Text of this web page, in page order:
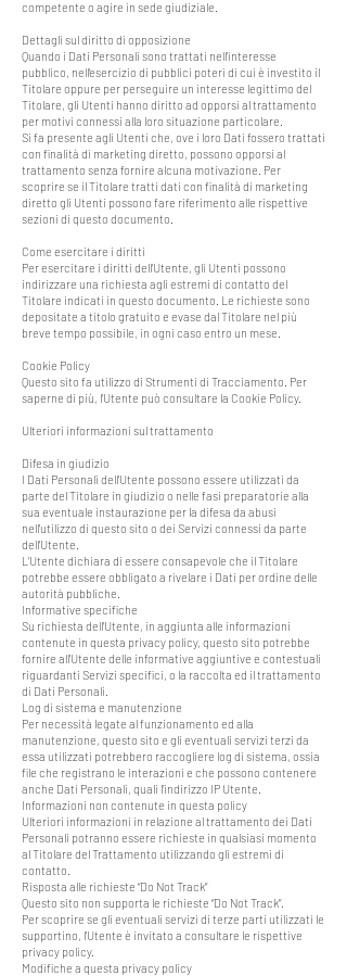
competente o agire in sede giudiziale.
Dettagli sul diritto di opposizione
Quando i Dati Personali sono trattati nell’interesse
pubblico, nell’esercizio di pubblici poteri di cui è investito il
Titolare oppure per perseguire un interesse legittimo del
Titolare, gli Utenti hanno diritto ad opporsi al trattamento
per motivi connessi alla loro situazione particolare.
Si fa presente agli Utenti che, ove i loro Dati fossero trattati
con finalità di marketing diretto, possono opporsi al
trattamento senza fornire alcuna motivazione. Per
scoprire se il Titolare tratti dati con finalità di marketing
diretto gli Utenti possono fare riferimento alle rispettive
sezioni di questo documento.
Come esercitare i diritti
Per esercitare i diritti dell’Utente, gli Utenti possono
indirizzare una richiesta agli estremi di contatto del
Titolare indicati in questo documento. Le richieste sono
depositate a titolo gratuito e evase dal Titolare nel più
breve tempo possibile, in ogni caso entro un mese.
Cookie Policy
Questo sito fa utilizzo di Strumenti di Tracciamento. Per
saperne di più, l’Utente può consultare la Cookie Policy.
Ulteriori informazioni sul trattamento
Difesa in giudizio
I Dati Personali dell’Utente possono essere utilizzati da
parte del Titolare in giudizio o nelle fasi preparatorie alla
sua eventuale instaurazione per la difesa da abusi
nell'utilizzo di questo sito o dei Servizi connessi da parte
dell’Utente.
L’Utente dichiara di essere consapevole che il Titolare
potrebbe essere obbligato a rivelare i Dati per ordine delle
autorità pubbliche.
Informative specifiche
Su richiesta dell’Utente, in aggiunta alle informazioni
contenute in questa privacy policy, questo sito potrebbe
fornire all'Utente delle informative aggiuntive e contestuali
riguardanti Servizi specifici, o la raccolta ed il trattamento
di Dati Personali.
Log di sistema e manutenzione
Per necessità legate al funzionamento ed alla
manutenzione, questo sito e gli eventuali servizi terzi da
essa utilizzati potrebbero raccogliere log di sistema, ossia
file che registrano le interazioni e che possono contenere
anche Dati Personali, quali l’indirizzo IP Utente.
Informazioni non contenute in questa policy
Ulteriori informazioni in relazione al trattamento dei Dati
Personali potranno essere richieste in qualsiasi momento
al Titolare del Trattamento utilizzando gli estremi di
contatto.
Risposta alle richieste “Do Not Track”
Questo sito non supporta le richieste “Do Not Track”.
Per scoprire se gli eventuali servizi di terze parti utilizzati le
supportino, l'Utente è invitato a consultare le rispettive
privacy policy.
Modifiche a questa privacy policy